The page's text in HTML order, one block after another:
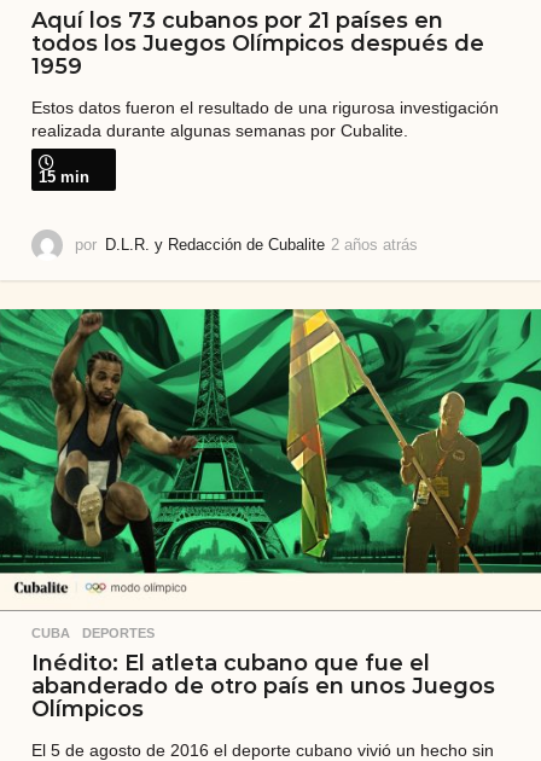
Aquí los 73 cubanos por 21 países en
todos los Juegos Olímpicos después de
1959
Estos datos fueron el resultado de una rigurosa investigación
realizada durante algunas semanas por Cubalite.
15 min
por D.L.R. y Redacción de Cubalite 2 años atrás
o
s
a
t
r
á
s
CUBA ,DEPORTES
Inédito: El atleta cubano que fue el
abanderado de otro país en unos Juegos
Olímpicos
El 5 de agosto de 2016 el deporte cubano vivió un hecho sin